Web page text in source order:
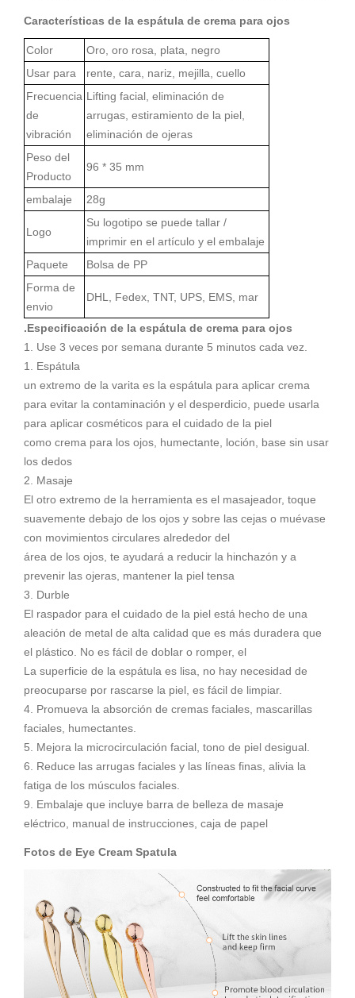
Características de la espátula de crema para ojos
Color
Oro, oro rosa, plata, negro
Usar para
rente, cara, nariz, mejilla, cuello
Frecuencia
de
vibración
Lifting facial, eliminación de
arrugas, estiramiento de la piel,
eliminación de ojeras
Peso del
Producto
96 * 35 mm
embalaje 28g
Logo
Su logotipo se puede tallar /
imprimir en el artículo y el embalaje
Paquete
Bolsa de PP
Forma de
envio
DHL, Fedex, TNT, UPS, EMS, mar
.Especificación de la espátula de crema para ojos
1. Use 3 veces por semana durante 5 minutos cada vez.
1. Espátula
un extremo de la varita es la espátula para aplicar crema
para evitar la contaminación y el desperdicio, puede usarla
para aplicar cosméticos para el cuidado de la piel
como crema para los ojos, humectante, loción, base sin usar
los dedos
2. Masaje
El otro extremo de la herramienta es el masajeador, toque
suavemente debajo de los ojos y sobre las cejas o muévase
con movimientos circulares alrededor del
área de los ojos, te ayudará a reducir la hinchazón y a
prevenir las ojeras, mantener la piel tensa
3. Durble
El raspador para el cuidado de la piel está hecho de una
aleación de metal de alta calidad que es más duradera que
el plástico. No es fácil de doblar o romper, el
La superficie de la espátula es lisa, no hay necesidad de
preocuparse por rascarse la piel, es fácil de limpiar.
4. Promueva la absorción de cremas faciales, mascarillas
faciales, humectantes.
5. Mejora la microcirculación facial, tono de piel desigual.
6. Reduce las arrugas faciales y las líneas finas, alivia la
fatiga de los músculos faciales.
9. Embalaje que incluye barra de belleza de masaje
eléctrico, manual de instrucciones, caja de papel
Fotos de Eye Cream Spatula